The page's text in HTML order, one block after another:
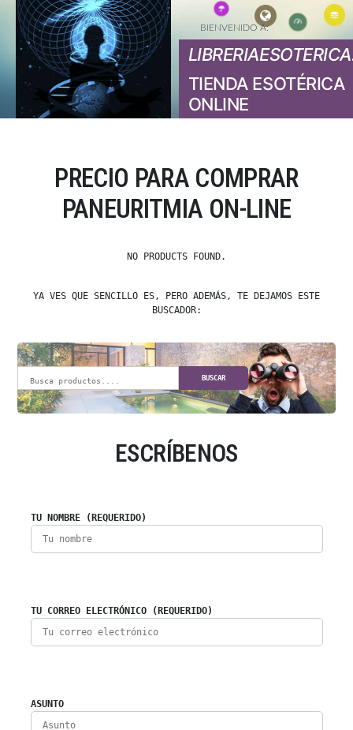
TIENDA ESOTÉRICA
ONLINE
BIENVENIDO A:
PRECIO PARA COMPRAR
PANEURITMIA ON-LINE
NO PRODUCTS FOUND.
YA VES QUE SENCILLO ES, PERO ADEMÁS, TE DEJAMOS ESTE
BUSCADOR:
BUSCAR
ESCRÍBENOS
TU NOMBRE (REQUERIDO)
TU CORREO ELECTRÓNICO (REQUERIDO)
ASUNTO